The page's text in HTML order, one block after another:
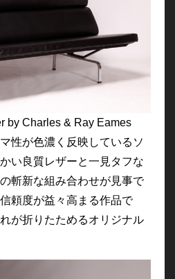
by Charles & Ray Eames
性が色濃く反映しているソ
い良質レザーと一見タフな
斬新な組み合わせが見事で
頼度が益々高まる作品で
が折りたためるオリジナル